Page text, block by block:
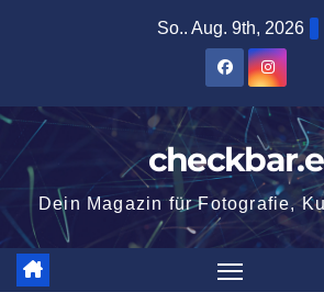
So.. Aug. 9th, 2026
Dein Magazin für Fotografie,